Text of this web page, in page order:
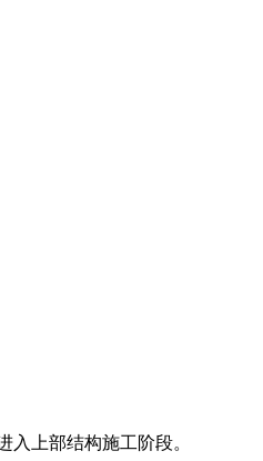
上部结构施工阶段。